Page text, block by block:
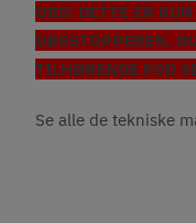
OBS! DETTE ER
DØRSTOPPEREN,
TILHØRENDE FOD
Se alle de tekniske